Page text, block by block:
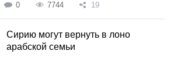
0 7744 19
Сирию могут вернуть в лоно
арабской семьи